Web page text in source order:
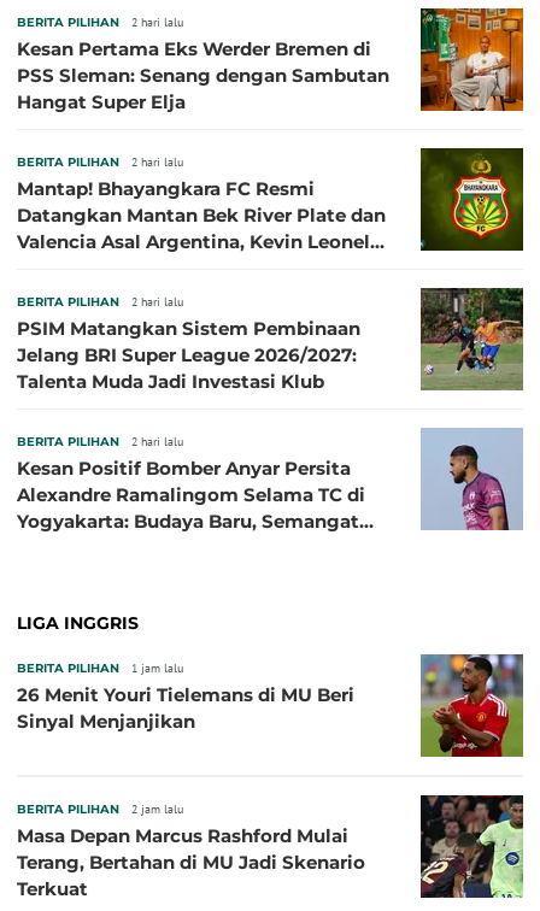
BERITA PILIHAN 2 hari lalu
Kesan Pertama Eks Werder Bremen di
PSS Sleman: Senang dengan Sambutan
Hangat Super Elja
BERITA PILIHAN 2 hari lalu
Mantap! Bhayangkara FC Resmi
Datangkan Mantan Bek River Plate dan
Valencia Asal Argentina, Kevin Leonel
BERITA PILIHAN 2 hari lalu
PSIM Matangkan Sistem Pembinaan
Jelang BRI Super League 2026/2027:
Talenta Muda Jadi Investasi Klub
BERITA PILIHAN 2 hari lalu
Kesan Positif Bomber Anyar Persita
Alexandre Ramalingom Selama TC di
Yogyakarta: Budaya Baru, Semangat
LIGA INGGRIS
BERITA PILIHAN 1 jam lalu
26 Menit Youri Tielemans di MU Beri
Sinyal Menjanjikan
BERITA PILIHAN 2 jam lalu
Masa Depan Marcus Rashford Mulai
Terang, Bertahan di MU Jadi Skenario
Terkuat